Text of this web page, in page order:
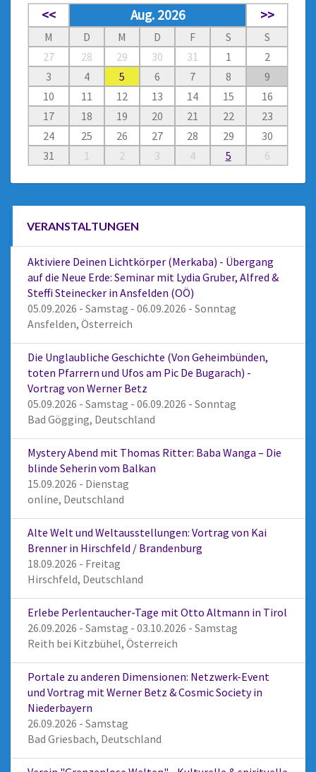
<< Aug. 2026 >>
M D M D F S
S
27
28 29 30 31 1
2
3
4 5 6 7 8
9
10
11 12 13 14 15
16
17
18 19 20 21 22
23
24
25 26 27 28 29
30
31
1 2 3 4 5 6
VERANSTALTUNGEN
Aktiviere Deinen Lichtkörper (Merkaba) - Übergang
auf die Neue Erde: Seminar mit Lydia Gruber, Alfred &
Steffi Steinecker in Ansfelden (OÖ)
05.09.2026 - Samstag - 06.09.2026 - Sonntag
Ansfelden, Österreich
Die Unglaubliche Geschichte (Von Geheimbünden,
toten Pfarrern und Ufos am Pic De Bugarach) -
Vortrag von Werner Betz
05.09.2026 - Samstag - 06.09.2026 - Sonntag
Bad Gögging, Deutschland
Mystery Abend mit Thomas Ritter: Baba Wanga – Die
blinde Seherin vom Balkan
15.09.2026 - Dienstag
online, Deutschland
Alte Welt und Weltausstellungen: Vortrag von Kai
Brenner in Hirschfeld / Brandenburg
18.09.2026 - Freitag
Hirschfeld, Deutschland
Erlebe Perlentaucher-Tage mit Otto Altmann in Tirol
26.09.2026 - Samstag - 03.10.2026 - Samstag
Reith bei Kitzbühel, Österreich
Portale zu anderen Dimensionen: Netzwerk-Event
und Vortrag mit Werner Betz & Cosmic Society in
Niederbayern
26.09.2026 - Samstag
Bad Griesbach, Deutschland